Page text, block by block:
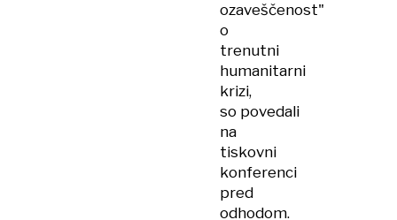
ozaveščenost"
o
trenutni
humanitarni
krizi,
so povedali
na
tiskovni
konferenci
pred
odhodom.